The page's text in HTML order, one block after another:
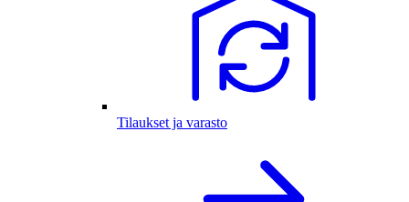
Tilaukset ja varasto